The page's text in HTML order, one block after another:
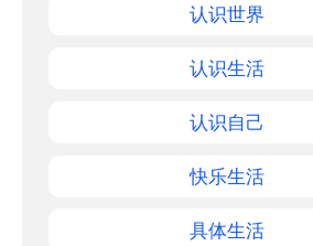
认识世界
认识生活
认识自己
快乐生活
具体生活